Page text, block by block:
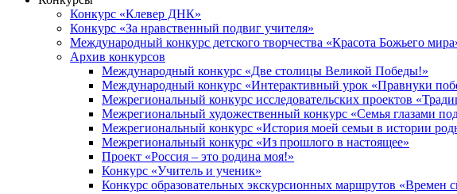
Конкурс «Клевер ДНК»
Конкурс «За нравственный подвиг учителя»
Международный конкурс детского творчества «Красота Божьего
Архив конкурсов
Международный конкурс «Две столицы Великой Победы!»
Международный конкурс «Интерактивный урок «Правнуки
Межрегиональный конкурс исследовательских проектов
Межрегиональный художественный конкурс «Семья глазами
Межрегиональный конкурс «История моей семьи в истории
Межрегиональный конкурс «Из прошлого в настоящее»
Проект «Россия – это родина моя!»
Конкурс «Учитель и ученик»
Конкурс образовательных экскурсионных маршрутов «Времен